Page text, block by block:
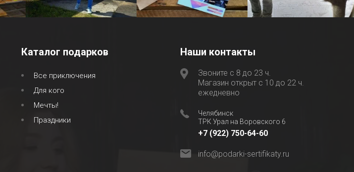
Каталог подарков
Все приключения
Для кого
Мечты!
Праздники
Наши контакты
Звоните с 8 до 23 ч.
Магазин открыт с 10 до 22 ч.
ежедневно
Челябинск
ТРК Урал на Воровского 6
+7 (922) 750-64-60
info@podarki-sertifikaty.ru